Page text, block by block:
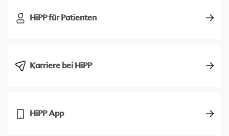
HiPP für Patienten
Karriere bei HiPP
HiPP App